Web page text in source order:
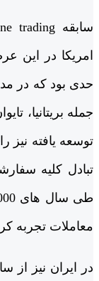
امریکا در این
حدی بود که در
جمله بریتانیا،
توسعه یافته نیز
تبادل کلیه
معاملات تجربه